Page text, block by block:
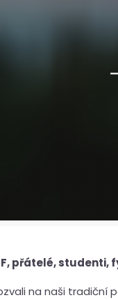
přátelé,
na naši tradiční